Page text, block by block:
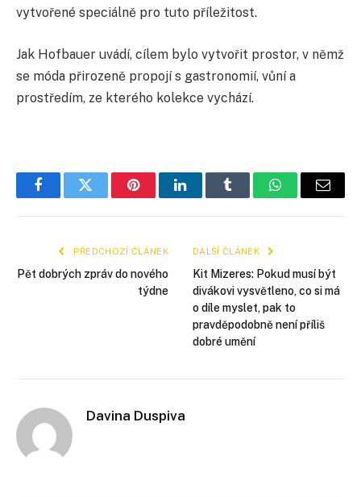
vytvořené speciálně pro tuto příležitost.
Jak Hofbauer uvádí, cílem bylo vytvořit prostor, v němž
se móda přirozeně propojí s gastronomií, vůní a
prostředím, ze kterého kolekce vychází.
FacebookTwitter PinterestLinkedInTumblr WhatsApp
E-
PŘEDCHOZÍ ČLÁNEK
Pět dobrých zpráv do nového
týdne
DALŠÍ ČLÁNEK
Kit Mizeres: Pokud musí být
divákovi vysvětleno, co si má
o díle myslet, pak to
pravděpodobně není příliš
dobré umění
Davina Duspiva